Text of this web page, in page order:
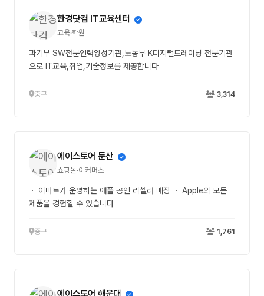
한경닷컴 IT교육센터
교육·학원
과기부 SW전문인력양성기관,노동부 K디지털트레이닝 전문기관
으로 IT교육,취업,기술정보를 제공합니다
중구 3,314
에이스토어 둔산
쇼핑몰·이커머스
ㆍ 이마트가 운영하는 애플 공인 리셀러 매장 ㆍ Apple의 모든
제품을 경험할 수 있습니다
중구 1,761
에이스토어 해운대